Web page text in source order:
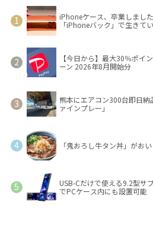
iPhoneケース、卒業しまし
「iPhoneバック」で生きてい
【今日から】最大30％ポイ
ーン 2026年8月開始分
熊本にエアコン300台即日
ァインプレー」
「鬼おろし牛タン丼」がお
USB-Cだけで使える9.2型
でPCケース内にも設置可能